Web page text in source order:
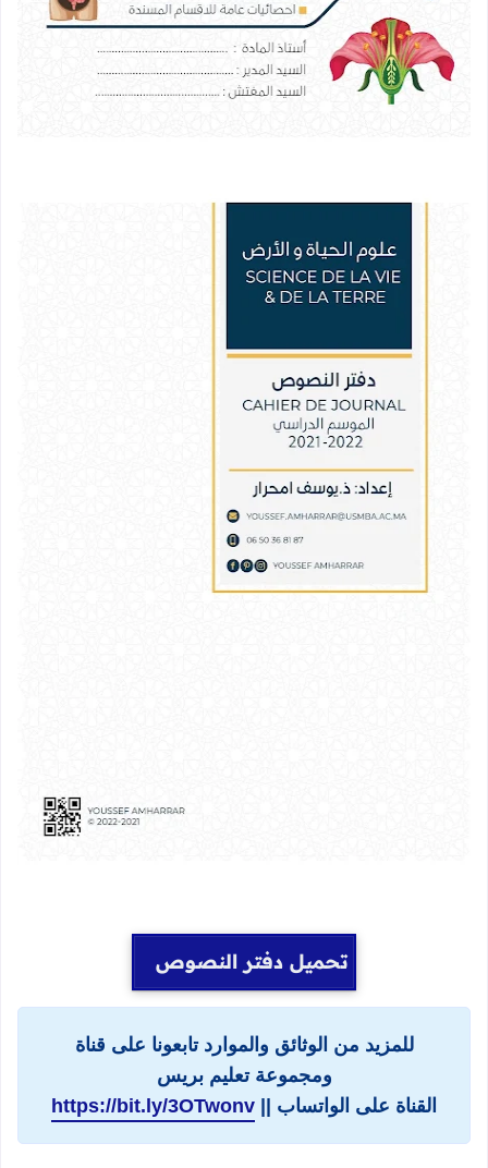
تحميل دفتر النصوص
للمزيد من الوثائق والموارد تابعونا على قناة
ومجموعة تعليم بريس
القناة على الواتساب || https://bit.ly/3OTwonv